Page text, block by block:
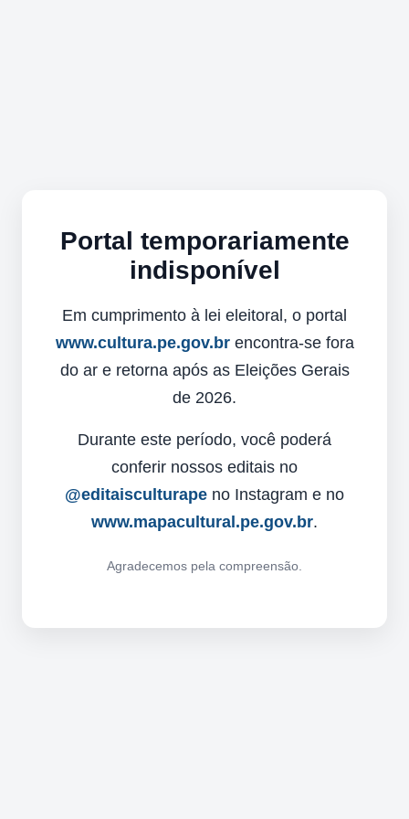
Portal temporariamente
indisponível
Em cumprimento à lei eleitoral, o portal
www.cultura.pe.gov.brencontra-se fora
do ar e retorna após as Eleições Gerais
de 2026.
Durante este período, você poderá
conferir nossos editais no
@editaisculturape no Instagram e no
www.mapacultural.pe.gov.br.
Agradecemos pela compreensão.